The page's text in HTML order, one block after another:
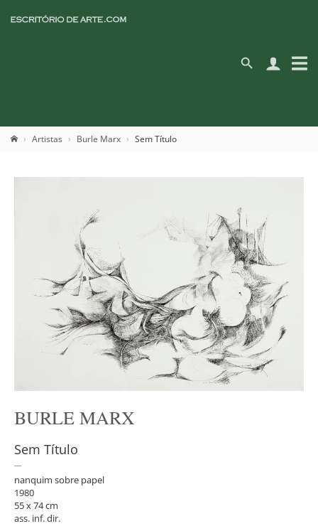
Artistas Burle Marx Sem Título
BURLE MARX
Sem Título
nanquim sobre papel
1980
55 x 74 cm
ass. inf. dir.